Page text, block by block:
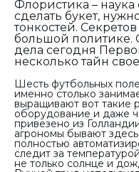
Флористика –
сделать букет,
тонкостей.
большой политике.
дела сегодня
несколько тайн
Шесть футбольных
именно столько
выращивают вот такие
оборудование и даже
привезено из
агрономы бывают
полностью
следит за
не только солнце и